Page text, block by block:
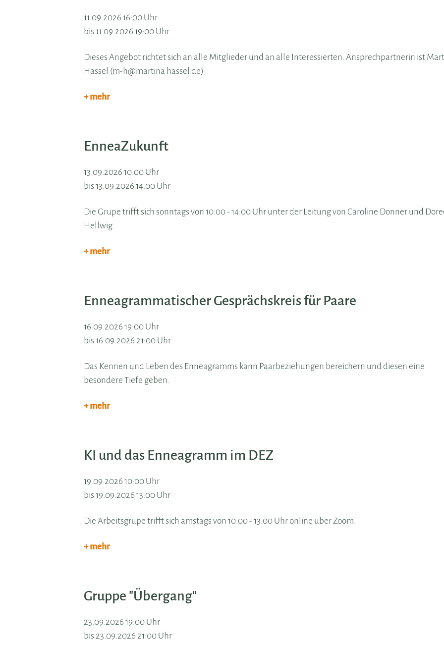
11.09.2026 16:00 Uhr
bis 11.09.2026 19:00 Uhr
Dieses Angebot richtet sich an alle Mitglieder und an alle Interessierten. Ansprechpartnerin ist
Hassel (m-h@martina hassel.de)
+ mehr
EnneaZukunft
13.09.2026 10:00 Uhr
bis 13.09.2026 14:00 Uhr
Die Grupe trifft sich sonntags von 10:00 - 14:00 Uhr unter der Leitung von Caroline Donner und
Hellwig.
+ mehr
Enneagrammatischer Gesprächskreis für Paare
16.09.2026 19:00 Uhr
bis 16.09.2026 21:00 Uhr
Das Kennen und Leben des Enneagramms kann Paarbeziehungen bereichern und diesen eine
besondere Tiefe geben.
+ mehr
KI und das Enneagramm im DEZ
19.09.2026 10:00 Uhr
bis 19.09.2026 13:00 Uhr
Die Arbeitsgrupe trifft sich amstags von 10:00 - 13:00 Uhr online über Zoom.
+ mehr
Gruppe "Übergang"
23.09.2026 19:00 Uhr
bis 23.09.2026 21:00 Uhr